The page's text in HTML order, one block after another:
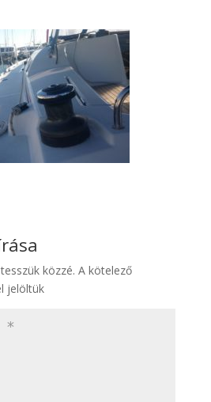
közzé. A kötelező
jelöltük